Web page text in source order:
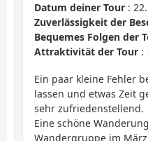
Datum deiner Tour :
Zuverlässigkeit der
Bequemes Folgen der
Attraktivität der Tour :
Ein paar kleine Fehler
lassen und etwas Zeit
sehr zufriedenstellend.
Eine schöne
Wandergruppe im